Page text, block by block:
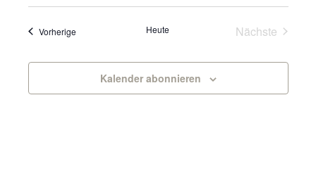
VorherigeVeranstaltungen Heute Nächste
Kalender abonnieren